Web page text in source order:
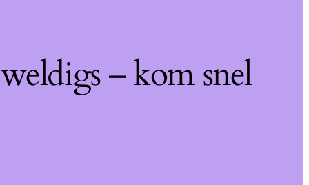
– kom snel